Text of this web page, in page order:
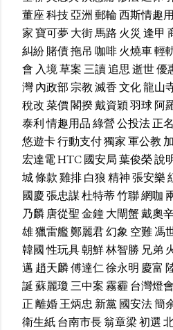
董座科技亞洲郵輪西斯情趣
家寶可夢大街馬路 火災 逢甲
糾紛賭債拖吊 咖啡火燒車輕
會 入境草案三讀追思逝世優
灣內政部宗教滅香文化龍山
稅改菜價閣揆戴資穎羽球阿
泰利情趣用品綠營公投法正名
悠遊卡行動支付獨家軍公教
宏達電HTC國安局葉俊榮說
城條款雞排白狼精神張安樂
國慶張忠謀杜特蒂竹聯網咖
乃麟唐從聖金鐘大閘蟹戴奧
雄獵雷艦鄭麗君幻象 空難馮
韓國性玩具朝鮮林智勝 兄弟
邁 趙天麟傅達仁徐永明 慶富
誕蘇麗瓊三中案霧霾 台灣燈會
正離婚王炳忠 新黨國安法簡
衛生紙台南市長翁章梁初選